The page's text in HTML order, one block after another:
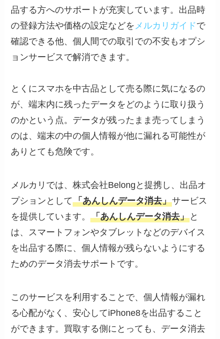
品する方へのサポートが充実しています。出品時
の登録方法や価格の設定などを メルカリガイドで
確認できる他、個人間での取引での不安もオプシ
ョンサービスで解消できます。
とくにスマホを中古品として売る際に気になるの
が、端末内に残ったデータをどのように取り扱う
のかという点。データが残ったまま売ってしまう
のは、端末の中の個人情報が他に漏れる可能性が
ありとても危険です。
メルカリでは、株式会社Belongと提携し、出品オ
プションとして「あんしんデータ消去」サービス
を提供しています。「あんしんデータ消去」 と
は、スマートフォンやタブレットなどのデバイス
を出品する際に、個人情報が残らないようにする
ためのデータ消去サポートです。
このサービスを利用することで、個人情報が漏れ
る心配がなく、安心してiPhone8を出品すること
ができます。買取する側にとっても、データ消去